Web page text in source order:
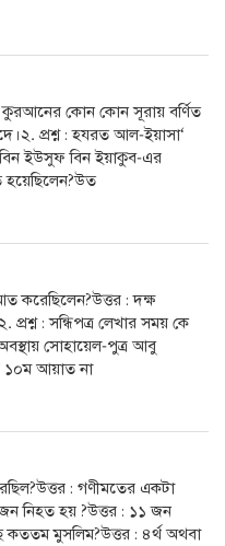
কুরআনের কোন কোন সূরায় বর্ণিত
প্রশ্ন : হযরত আল-ইয়াসা‘
ইউসুফ বিন ইয়াকুব-এর
হয়েছিলেন?উত
করেছিলেন?উত্তর : দক্ষ
: সন্ধিপত্র লেখার সময় কে
সোহায়েল-পুত্র আবু
১০ম আয়াত না
: গণীমতের একটা
নিহত হয় ?উত্তর : ১১ জন
কততম মুসলিম?উত্তর : ৪র্থ অথবা